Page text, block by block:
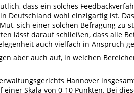
dass ein solches
Deutschland wohl einzigartig ist.
sich einer solchen Befragung zu
lässt darauf schließen, dass alle
auch vielfach in Anspruch
aber auch auf, in welchen
Hannover
Skala von 0-10 Punkten. Bei